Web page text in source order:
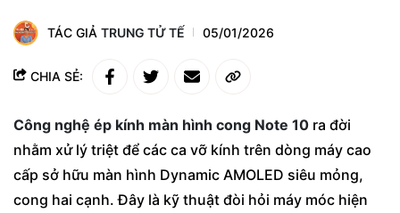
TÁC GIẢ TRUNG TỬ TẾ 05/01/2026
CHIA SẺ:
Công nghệ ép kính màn hình cong Note 10 ra đời
nhằm xử lý triệt để các ca vỡ kính trên dòng máy cao
cấp sở hữu màn hình Dynamic AMOLED siêu mỏng,
cong hai cạnh. Đây là kỹ thuật đòi hỏi máy móc hiện